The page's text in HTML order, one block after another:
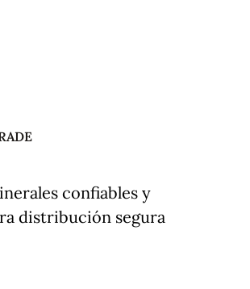
confiables y
distribución segura